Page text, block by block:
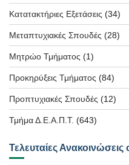
Κατατακτήριες Εξετάσεις (34)
Μεταπτυχιακές Σπουδές (28)
Μητρώο Τμήματος (1)
Προκηρύξεις Τμήματος (84)
Προπτυχιακές Σπουδές (12)
Τμήμα Δ.Ε.Α.Π.Τ. (643)
Τελευταίες Ανακοινώσεις